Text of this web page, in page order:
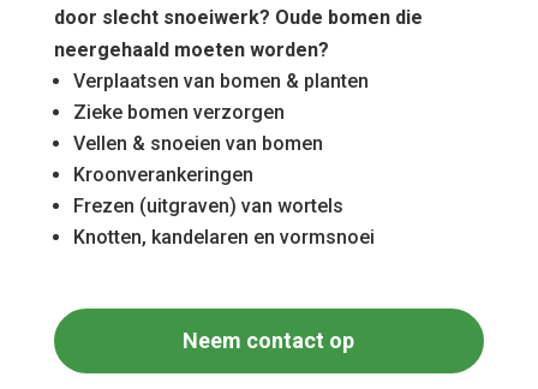
door slecht snoeiwerk? Oude bomen die
neergehaald moeten worden?
Verplaatsen van bomen & planten
Zieke bomen verzorgen
Vellen & snoeien van bomen
Kroonverankeringen
Frezen (uitgraven) van wortels
Knotten, kandelaren en vormsnoei
Neem contact op